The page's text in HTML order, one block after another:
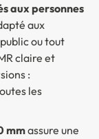
aux personnes
aux
ou tout
claire et
:
les
mmassure une